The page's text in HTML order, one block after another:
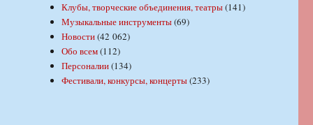
Клубы, творческие объединения, театры(141)
Музыкальные инструменты(69)
Новости(42 062)
Обо всем(112)
Персоналии(134)
Фестивали, конкурсы, концерты(233)